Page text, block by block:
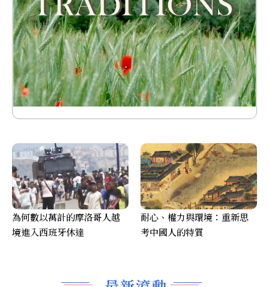
為何數以萬計的摩洛哥人越
境進入西班牙休達
耐心、權力與環境：重新思
考中國人的特質